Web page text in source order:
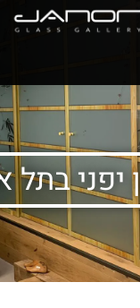
יפני בתל